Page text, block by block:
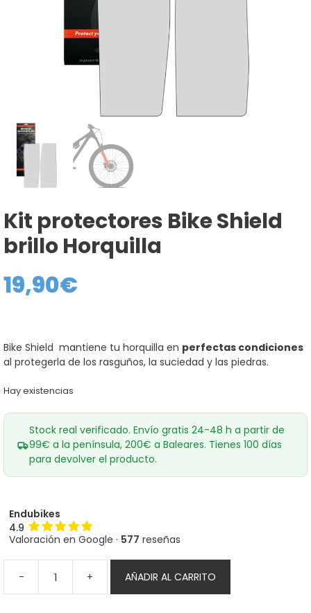
Kit protectores Bike Shield
brillo Horquilla
19,90€
Bike Shield mantiene tu horquilla en perfectas condiciones
al protegerla de los rasguños, la suciedad y las piedras.
Hay existencias
Stock real verificado. Envío gratis 24-48 h a partir de
99€ a la península, 200€ a Baleares. Tienes 100 días
para devolver el producto.
Endubikes
4.9
Valoración en Google · 577 reseñas
-
protectores
+ AÑADIR AL CARRITO